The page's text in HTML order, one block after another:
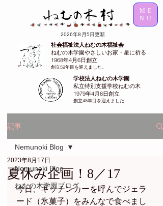
2026年8月5日更新
学校法人ねむの木学園
私立特別支援学校ねむの木
1979年4月6日創立
創立48年目を迎えました
社会福祉法人ねむの木福祉会
ねむの木学園やさしいお家・星に祈る
1968年4月6日創立
創立59年目を迎えました。
ME
NU
記事
Nemunoki Blog
ねむの木学園ブログ
Nemunoki Blog
夏休み企画！8／17
2023年8月17日
今日、キッチンカーを呼んでジェラ
ード（氷菓子）をみんなで食べまし